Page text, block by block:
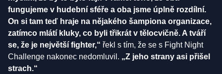
fungujeme v hudební sféře a oba jsme úplně rozdílní.
On si tam teď hraje na nějakého šampiona organizace,
zatímco mlátí kluky, co byli třikrát v tělocvičně. A tváří
se, že je největší fighter,“ řekl s tím, že se s Fight Night
Challenge nakonec nedomluvil. „Z jeho strany asi přišel
strach.“